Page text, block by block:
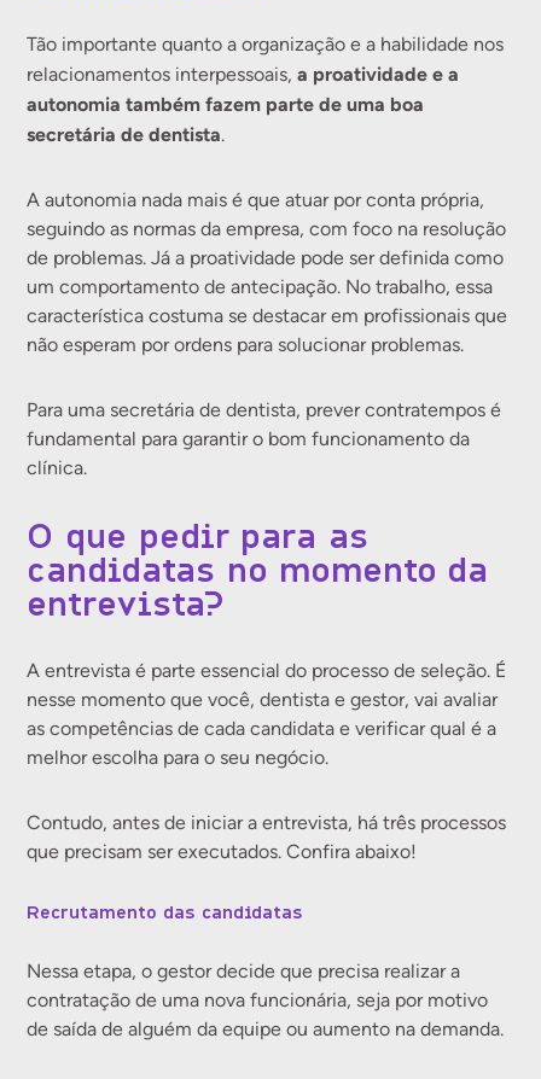
Tão importante quanto a organização e a habilidade nos
relacionamentos interpessoais,a proatividade e a
autonomia também fazem parte de uma boa
secretária de dentista.
A autonomia nada mais é que atuar por conta própria,
seguindo as normas da empresa, com foco na resolução
de problemas. Já a proatividade pode ser definida como
um comportamento de antecipação. No trabalho, essa
característica costuma se destacar em profissionais que
não esperam por ordens para solucionar problemas.
Para uma secretária de dentista, prever contratempos é
fundamental para garantir o bom funcionamento da
clínica.
O que pedir para as
candidatas no momento da
entrevista?
A entrevista é parte essencial do processo de seleção. É
nesse momento que você, dentista e gestor, vai avaliar
as competências de cada candidata e verificar qual é a
melhor escolha para o seu negócio.
Contudo, antes de iniciar a entrevista, há três processos
que precisam ser executados. Confira abaixo!
Recrutamento das candidatas
Nessa etapa, o gestor decide que precisa realizar a
contratação de uma nova funcionária, seja por motivo
de saída de alguém da equipe ou aumento na demanda.